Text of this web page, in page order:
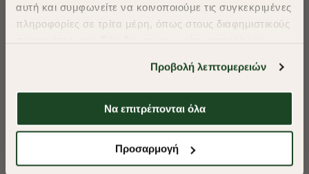
αυτή και συμφωνείτε να κοινοποιούμε τις συγκεκριμένες
πληροφορίες σε τρίτα μέρη, όπως στους διαφημιστικούς
απαιτούμενα cookies» και θα περιοριστούμε
στα cookies και τις τεχνολογίες που είναι απολύτως
απαραίτητα για την ασφαλή απόδοση και
λειτουργικότητα της ιστοσελίδας μας. Ωστόσο, λάβετε
θα μπορούμε να συλλέξουμε πληροφορίες που θα
Προβολή λεπτομερειών
Να επιτρέπονται όλα
Προσαρμογή
ΠΟΥΚΑΜΙΣΟ OXFORD REGULAR FIT
SUMMER SALE
Shop Now